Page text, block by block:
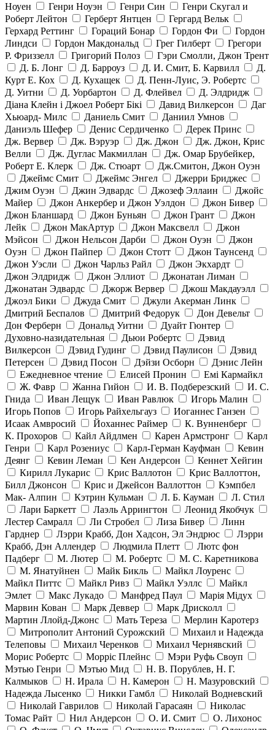
Ноуен
Генри Ноуэн Генри Син
Генри Скугал и
Роберт Лейтон
Герберт Янтцен
Гергард Вельк
Герхард Реттинг
Гораций Бонар Гордон Фи
Гордон
Линдси
Гордон Макдональд Грег Гилберт
Грегори
Р. Фриззелл
Григорий Полоз
Гэри Смолли, Джон Трент
Д. Б. Лонг
Д. Барроуз Д. И. Смит, Б. Карвилл
Д.
Курт Е. Кох
Д. Кухащек
Д. Пенн-Луис, Э. Робертс
Д. Уитни
Д. Уорбартон Д. Флейвел
Д. Элдридж
Діана Клейн і Джоел Роберт Бікі
Давид Вилкерсон
Даг
Хьюард- Милс
Даниель Смит
Даниил Умнов
Даниэль Шефер
Денис Сердиченко
Дерек Принс
Дж. Вервер
Дж. Вэруэр Дж. Джон
Дж. Джон, Крис
Велли
Дж. Дуглас Макмиллан
Дж. Омар Брубейкер,
Роберт Е. Клерк
Дж. Стюарт
Дж.Смитон, Джон Оуэн
Джеймс Смит
Джеймс Энгел
Джерри Бриджес
Джим Оуэн
Джин Эдвардс Джозеф Эллаин
Джойс
Майер
Джон Анкербер и Джон Уэлдон
Джон Бивер
Джон Бланшард
Джон Буньян Джон Грант
Джон
Лейк
Джон МакАртур Джон Максвелл
Джон
Мэйсон
Джон Нельсон Дарби Джон Оуэн
Джон
Оуэн
Джон Пайпер Джон Стотт
Джон Таунсенд
Джон Уэсли
Джон Чарльз Райл
Джон Экхардт
Джон Элдридж
Джон Эллиот
Джонатан Лиман
Джонатан Эдвардс
Джорж Вервер
Джош Макдауэлл
Джоэл Бики
Джуда Смит
Джули Акерман Линк
Дмитрий Беспалов
Дмитрий Федорук
Дон Девельт
Дон Ферберн
Дональд Уитни
Дуайт Гюнтер
Духовно-назидательная
Дьюи Робертс
Дэвид
Вилкерсон
Дэвид Гудинг Дэвид Паулисон
Дэвид
Петерсен
Дэвид Посон Дэйзи Осборн
Дэнис Лейн
Ежедневное чтение
Елисей Пронин
Емі Кармайкл
Ж. Фавр
Жанна Гийон И. В. Подберезский
И. С.
Гнида
Иван Лещук Иван Равлюк
Игорь Малин
Игорь Попов
Игорь Райхельгауз
Иоганнес Ганзен
Исаак Амвросий
Йоханнес Раймер
К. Вунненберг
К. Прохоров
Кайл Айдлмен Карен Армстронг
Карл
Генри
Карл Розениус Карл-Герман Кауфман
Кевин
Деянг
Кевин Леман Кен Андерсон
Кеннет Хейгин
Кирилл Лукарис
Крис Валлотон
Крис Валлоттон,
Билл Джонсон
Крис и Джейсон Валлоттон
Кэмпбел
Мак- Алпин
Кэтрин Кульман Л. Б. Кауман
Л. Стил
Лари Баркетт
Лаэль Аррингтон
Леонид Якобчук
Лестер Самралл
Ли Стробел Лиза Бивер
Линн
Гарднер
Лэрри Крабб, Дон Хадсон, Эл Эндрюс
Лэрри
Крабб, Дэн Аллендер
Людмила Плетт
Лютс фон
Падберг
М. Лютер М. Робертс
М. С. Каретникова
М. Янатуйнен
Майк Бикль
Майкл Лоуренс
Майкл Питтс
Майкл Ривз Майкл Уэллс
Майкл
Эмлет
Макс Лукадо Манфред Паул
Марія Мідух
Марвин Кован
Марк Деввер
Марк Дрисколл
Мартин Ллойд-Джонс
Мать Тереза
Мерлин Каротерз
Митрополит Антоний Сурожский
Михаил и Надежда
Телеповы
Михаил Черенков
Михаил Чернявский
Морис Робертс
Морріс Плейнс
Мэри Руфь Своуп
Мэтью Генри
Мэтью Мид
Н. В. Порублев, Н. Г.
Калмыков
Н. Ирала Н. Камерон
Н. Мазуровский
Надежда Лысенко
Никки Гамбл
Николай Водневский
Николай Гаврилов
Николай Гарасаян
Николас
Томас Райт
Нил Андерсон О. И. Смит
О. Лихонос